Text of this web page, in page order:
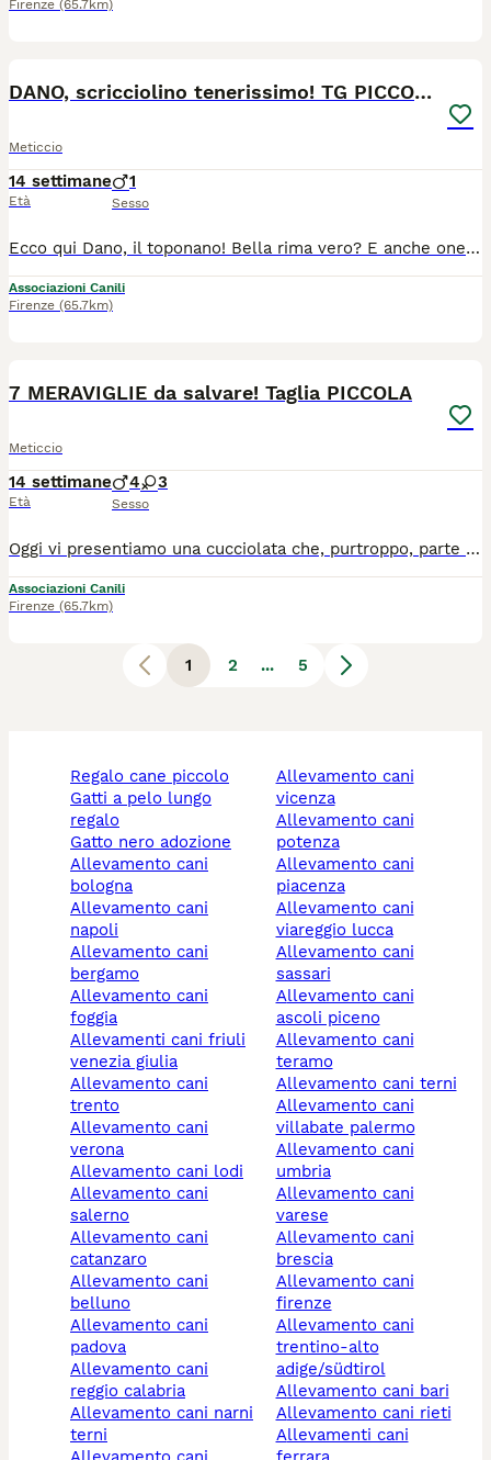
Firenze (65.7km)
DANO, scricciolino tenerissimo! TG PICCOLA
Meticcio
14 settimane
Età
1
Sesso
Ecco qui Dano, il toponano! Bella rima vero? E anche onesta visto che Dano è uno scricciolino, un simpatico cucciolo mignon dalle lunghe orecchie! Ha 3 mesi e mezzo e ovviamente è una taglia piccola (10kg ca da adulto). Che possiamo dirvi di lui? Cercate un cucciolo dolce e coccolone? Eccolo qui! Un cucciolo simpatico da morire? Lui lo è! Un cucciolo vivace, giocherellone e che mette allegria solo a guardarlo? Dano ha tutto questo e anche di più! E' proprio il cucciolo che qualsiasi famiglia vorrebbe al proprio fianco, pronto a riempirvi le giornate d'affetto, felicità e qualche marachella da teppistello. Purtroppo Dano sta crescendo in rifugio, posto difficile per qualsiasi cane ma in particolar modo per un nanerottolo come lui. Ha tanto bisogno di una famiglia al suo fianco, una famiglia che gli mostri il mondo e gli faccia conoscere il lato bello della vita... una famiglia che lui ricambierà con un amore sconfinato e tante tenere leccatine! Cerca casa in TOSCANA. Se siete interessati contattateci via WHATSAPP al 3890452494. Mandateci un messaggio di presentazione (raccontandoci un po' di voi, di dove vivrebbe e della vita che farebbe in vostra compagnia). Vi richiameremo.
Associazioni Canili
Firenze (65.7km)
7 MERAVIGLIE da salvare! Taglia PICCOLA
Meticcio
14 settimane
Età
4 3
Sesso
Oggi vi presentiamo una cucciolata che, purtroppo, parte svantaggiata per un pregiudizio sciocco: il colore del pelo. Sappiamo che i cani neri faticano a trovare casa, ma speriamo che là fuori ci sia qualcuno capace di guardare oltre, capace di guardare alle cose che contano davvero... lo speriamo per queste 7 meravigliose polpettine. Sono 4 maschietti (Nero, Dano, Keno e Kalo) e 3 femminucce (Lara, Nala e Nera), hanno 3 mesi e mezzo e sono una futura taglia piccola (circa 10 kg da adulti). Noi li troviamo bellissimi, simili ma allo stesso tempo diversi... alcuni a pelo raso, alcuni con dei buffissimi baffetti... e tutti e 7 con degli enormi occhioni pieni d'amore. Sono cuccioli affettuosi ed estremamente coccoloni, dolci a livelli assurdi. Sono intelligenti e pieni di voglia di vivere: piccoli, simpatici uragani di energia pronti a riempire le vostre giornate di gioia. Adorano tutti – persone, cani e gatti – e guardano il mondo con occhi curiosi, impazienti di scoprire la vita insieme a voi. Purtroppo per loro si sono già aperte le porte del rifugio, luogo difficile per degli scricciolini così. La nostra paura è che debbano crescere in un triste box, quindi guardate i loro occhioni e aiutateci a evitare che questo accada: regalate loro il futuro che meritano! - Vi possiamo mandare anche una foto della loro mini mammina, una cagnolina di 7kg. Cercano casa in TOSCANA. Se siete interessati contattateci via WHATSAPP al 3890452494. Mandateci un messaggio di presentazione (raccontandoci un po' di voi, di dove vivrebbe il cucciolo scelto e della vita che farebbe in vostra compagnia). Vi richiameremo.
Associazioni Canili
Firenze (65.7km)
1 2 ... 5
regalo cane piccolo
gatti a pelo lungo
regalo
gatto nero adozione
allevamento cani
bologna
allevamento cani
napoli
allevamento cani
bergamo
allevamento cani
foggia
allevamenti cani friuli
venezia giulia
allevamento cani
trento
allevamento cani
verona
allevamento cani lodi
allevamento cani
salerno
allevamento cani
catanzaro
allevamento cani
belluno
allevamento cani
padova
allevamento cani
reggio calabria
allevamento cani narni
terni
allevamento cani
vicenza
allevamento cani
potenza
allevamento cani
piacenza
allevamento cani
viareggio lucca
allevamento cani
sassari
allevamento cani
ascoli piceno
allevamento cani
teramo
allevamento cani terni
allevamento cani
villabate palermo
allevamento cani
umbria
allevamento cani
varese
allevamento cani
brescia
allevamento cani
firenze
allevamento cani
trentino-alto
adige/südtirol
allevamento cani bari
allevamento cani rieti
allevamenti cani